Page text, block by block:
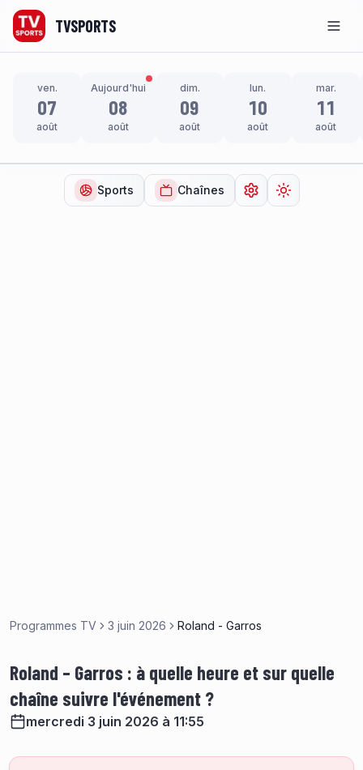
TVSPORTS
ven.
07
août
Aujourd'hui
08
août
dim.
09
août
lun.
10
août
mar.
11
août
Sports Chaînes Ouvrir lesChanger de
Programmes TV 3 juin 2026 Roland - Garros
Roland – Garros : à quelle heure et sur quelle
chaîne suivre l'événement ?
mercredi 3 juin 2026 à 11:55